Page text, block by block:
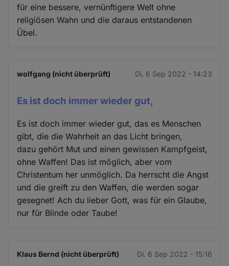
für eine bessere, vernünftigere Welt ohne
religiösen Wahn und die daraus entstandenen
Übel.
wolfgang (nicht überprüft) Di. 6 Sep 2022 - 14:23
Es ist doch immer wieder gut,
Es ist doch immer wieder gut, das es Menschen
gibt, die die Wahrheit an das Licht bringen,
dazu gehört Mut und einen gewissen Kampfgeist,
ohne Waffen! Das ist möglich, aber vom
Christentum her unmöglich. Da herrscht die Angst
und die greift zu den Waffen, die werden sogar
gesegnet! Ach du lieber Gott, was für ein Glaube,
nur für Blinde oder Taube!
Klaus Bernd (nicht überprüft) Di. 6 Sep 2022 - 15:16